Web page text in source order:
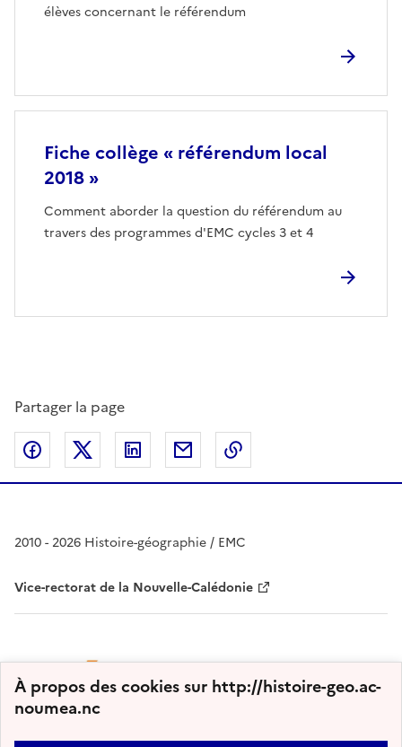
À propos des cookies sur http://histoire-geo.ac-
noumea.nc
élèves concernant le référendum
Fiche collège « référendum local
2018 »
Comment aborder la question du référendum au
travers des programmes d'EMC cycles 3 et 4
Partager la page
Partager sur Facebook
Partager sur Twitter
Partager sur LinkedIn
Partager par email
2010 - 2026 Histoire-géographie / EMC
Vice-rectorat de la Nouvelle-Calédonie